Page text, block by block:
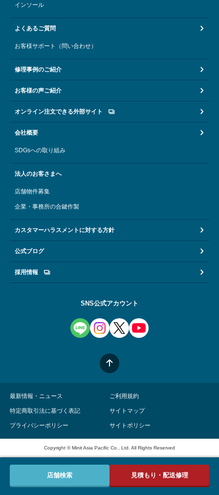
インソール
よくあるご質問
お客様サポート（問い合わせ）
修理事例のご紹介
お客様の声ご紹介
オンライン注文できる外部サイト
会社概要
SDGsへの取り組み
法人のお客さまへ
店舗物件募集
企業・事務所の合鍵作製
カスタマーハラスメントに対する方針
公式ブログ
採用情報
SNS公式アカウント
最新情報・ニュース ご利用規約
特定商取引法に基づく表記 サイトマップ
プライバシーポリシー サイトポリシー
Copyright © Minit Asia Pacific Co., Ltd. All Rights Reserved
店舗検索 見積もり・配送修理